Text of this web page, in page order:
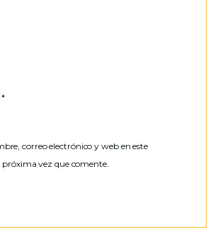
*
correo electrónico y web en este
vez que comente.